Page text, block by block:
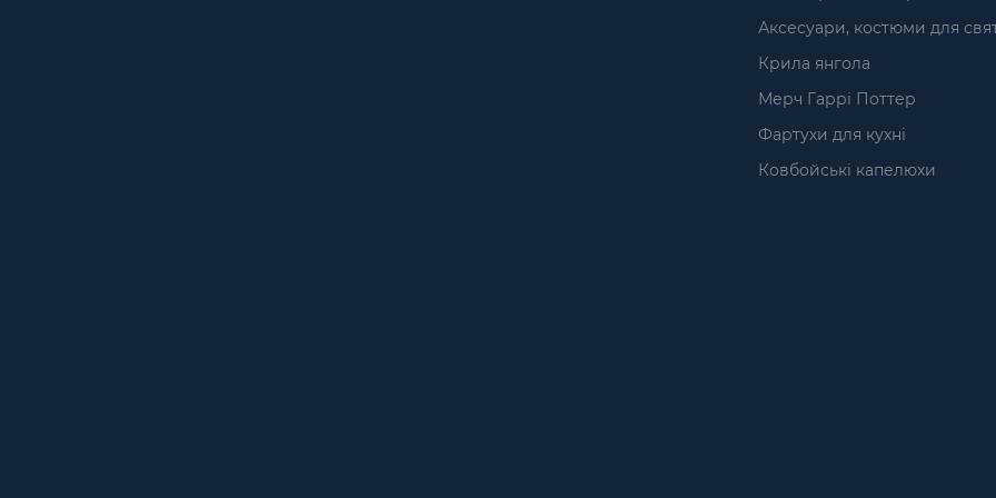
Аксесуари, костюми для
Крила янгола
Мерч Гаррі Поттер
Фартухи для кухні
Ковбойські капелюхи